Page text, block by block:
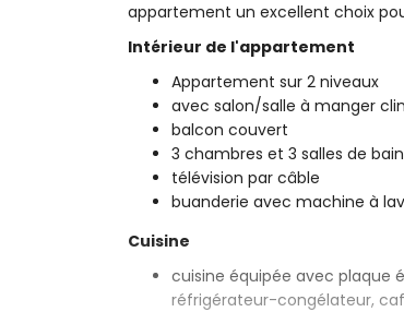
appartement un excellent choix
Intérieur de l'appartement
Appartement sur 2 niveaux
avec salon/salle à manger
balcon couvert
3 chambres et 3 salles de
télévision par câble
buanderie avec machine à
Cuisine
cuisine équipée avec plaque
réfrigérateur-congélateur,